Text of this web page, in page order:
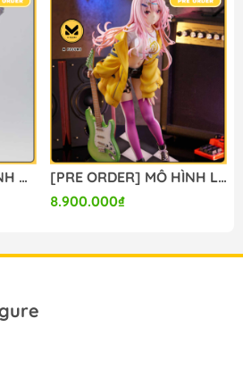
#figure
#mo_hinh_figure
#nendoroid
[PRE ORDER] MÔ HÌNH Bunny Suit Planning - Sophia F. Shirring - 1/6 - Sister Ver., Bright Edition (Magi Arts) FIGURE CHÍNH HÃNG
[PRE ORDER] MÔ HÌNH Limelight Lemonade Jam - Harumi Ena - 1/3.5 (Alice Glint) FIGURE CHÍNH HÃNG
8.900.000₫